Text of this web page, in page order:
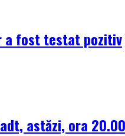
a fost testat pozitiv
astăzi, ora 20.00